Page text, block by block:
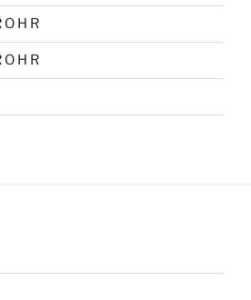
O H R
O H R